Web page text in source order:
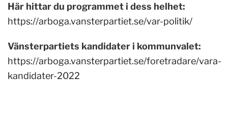
Här hittar du programmet i dess helhet:
https://arboga.vansterpartiet.se/var-politik/
Vänsterpartiets kandidater i kommunvalet:
https://arboga.vansterpartiet.se/foretradare/vara-
kandidater-2022